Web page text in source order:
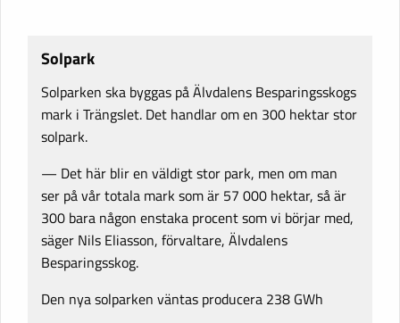
Solpark
Solparken ska byggas på Älvdalens Besparingsskogs
mark i Trängslet. Det handlar om en 300 hektar stor
solpark.
— Det här blir en väldigt stor park, men om man
ser på vår totala mark som är 57 000 hektar, så är
300 bara någon enstaka procent som vi börjar med,
säger Nils Eliasson, förvaltare, Älvdalens
Besparingsskog.
Den nya solparken väntas producera 238 GWh